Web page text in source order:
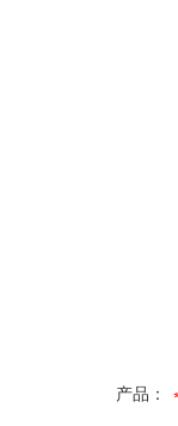
产品：